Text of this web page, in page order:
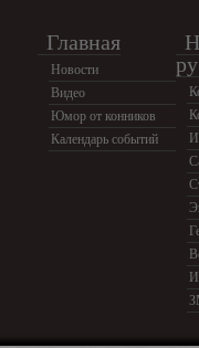
Главная
Новости
Видео
Юмор от конников
Календарь событий